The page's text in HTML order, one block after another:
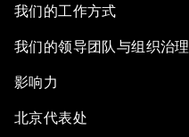
我们的工作方式
我们的领导团队与组织治理
影响力
北京代表处